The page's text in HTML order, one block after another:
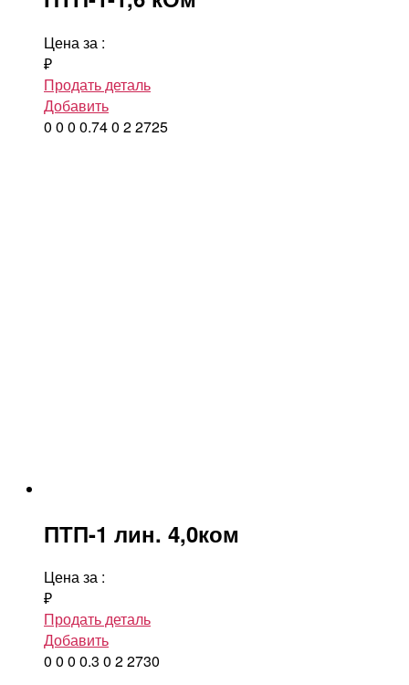
Цена за :
₽
Продать деталь
Добавить
0 0 0 0.740 22725
ПТП-1 лин. 4,0ком
Цена за :
₽
Продать деталь
Добавить
0 0 0 0.3 0 22730